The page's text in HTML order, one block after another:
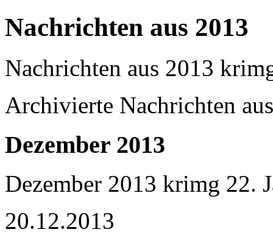
Nachrichten aus 2013
Nachrichten aus 2013
Archivierte Nachrichten
Dezember 2013
Dezember 2013 krimg 22.
20.12.2013